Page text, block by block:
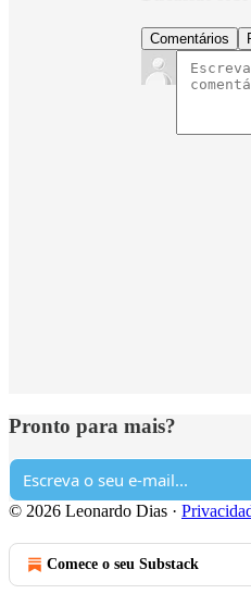
Comentários
Pronto para mais?
© 2026 Leonardo Dias ·
Comece o seu Substack